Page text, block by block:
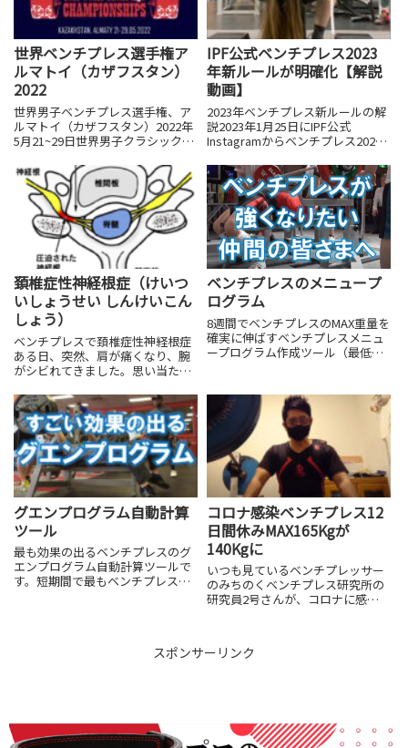
世界ベンチプレス選手権ア
ルマトイ（カザフスタン）
2022
世界男子ベンチプレス選手権、ア
ルマトイ（カザフスタン）2022年
5月21~29日世界男子クラシックベ
ザフスタン）IPF公式スコアシート
は 世界男子クラシックベンチプ
レス選手権、アルマトイ（カザフ
スタン）、21...
IPF公式ベンチプレス2023
年新ルールが明確化【解説
動画】
2023年ベンチプレス新ルールの解
説2023年1月25日にIPF公式
Instagramからベンチプレス2023
で下記で解説いたします。まず
は、インスタグラムをチェックし
てください。 この投稿を
Instagram...
頚椎症性神経根症（けいつ
いしょうせい しんけいこん
しょう）
ベンチプレスで頚椎症性神経根症
ある日、突然、肩が痛くなり、腕
がシビれてきました。思い当たる
ん。特別、これと言ったきっかけ
も無く、気が付いたら肩が痛くな
り腕が痺れていたという症状で
す。当然、加齢が一番の原因で若
い人...
ベンチプレスのメニュープ
ログラム
8週間でベンチプレスのMAX重量を
確実に伸ばすベンチプレスメニュ
ープログラム作成ツール（最低で
る！
グエンプログラム自動計算
ツール
最も効果の出るベンチプレスのグ
エンプログラム自動計算ツールで
す。短期間で最もベンチプレスの
コロナ感染ベンチプレス12
日間休みMAX165Kgが
140Kgに
いつも見ているベンチプレッサー
のみちのくベンチプレス研究所の
研究員2号さんが、コロナに感染
度は挙げておられたのが
スポンサーリンク